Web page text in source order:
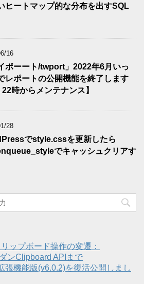
ヒートマップ的な分布を出すSQL
16
ポーート/twport」2022年6月いっ
レポートの公開機能を終了します
22時からメンテナンス】
28
でstyle.cssを更新したら
でキャッシュクリアす
ップボード操作の変遷：
ンClipboard APIまで
張機能版(v6.0.2)を復活公開しまし